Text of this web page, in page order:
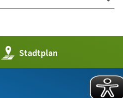
Stadtplan
(Öffnet
in
einem